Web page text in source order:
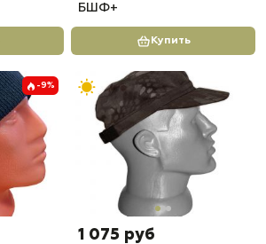
БШФ+
Купить
-9%
1 075 руб